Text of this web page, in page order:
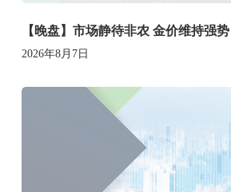
【晚盘】市场静待非农 金价维持强势
2026年8月7日